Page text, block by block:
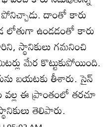
పోనిచ్చాడు. దాంతో కారు
లోతుగా ఉండడంతో కారు
స్థానికులు గమనించి
మేర కొట్టుకుపోయింది.
బయటకు తీశారు. సైన్‌
వల్ల ఈ ప్రాంతంలో తరచూ
తెలిపారు.